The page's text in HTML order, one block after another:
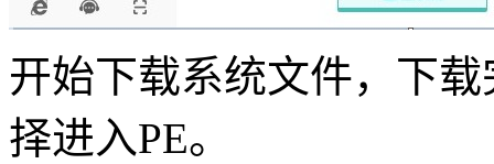
开始下载系统文件，下
择进入PE。